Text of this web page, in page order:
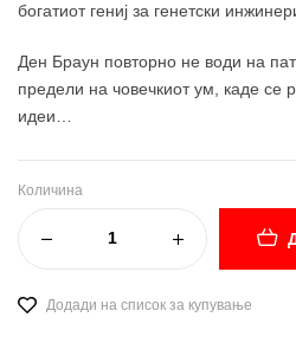
богатиот гениј за генетски
Ден Браун повторно не води на
предели на човечкиот ум, каде се
идеи…
Количина
Додади на список за купување